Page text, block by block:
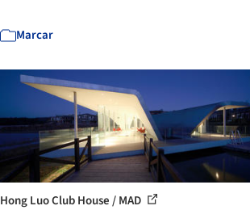
Marcar
Hong Luo Club House / MAD